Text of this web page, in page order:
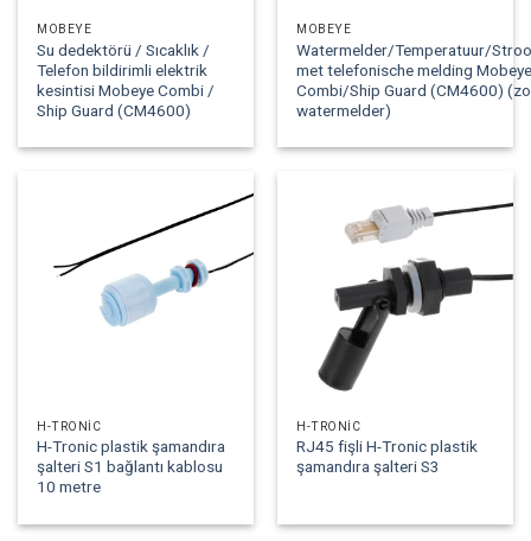
MOBEYE
Su dedektörü / Sıcaklık /
Telefon bildirimli elektrik
kesintisi Mobeye Combi /
Ship Guard (CM4600)
MOBEYE
Watermelder/Temperatuur/
met telefonische melding
Combi/Ship Guard (CM4600)
watermelder)
H-TRONIC
H-Tronic plastik şamandıra
şalteri S1 bağlantı kablosu
10 metre
H-TRONIC
RJ45 fişli H-Tronic plastik
şamandıra şalteri S3